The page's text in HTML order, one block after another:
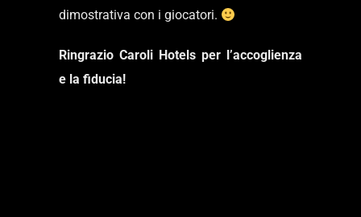
dimostrativa con i giocatori.
Ringrazio Caroli Hotels per l’accoglienza
e la fiducia!